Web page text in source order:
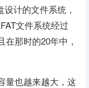
计的文件系统，
文件系统经过
那时的20年中，
量也越来越大，这